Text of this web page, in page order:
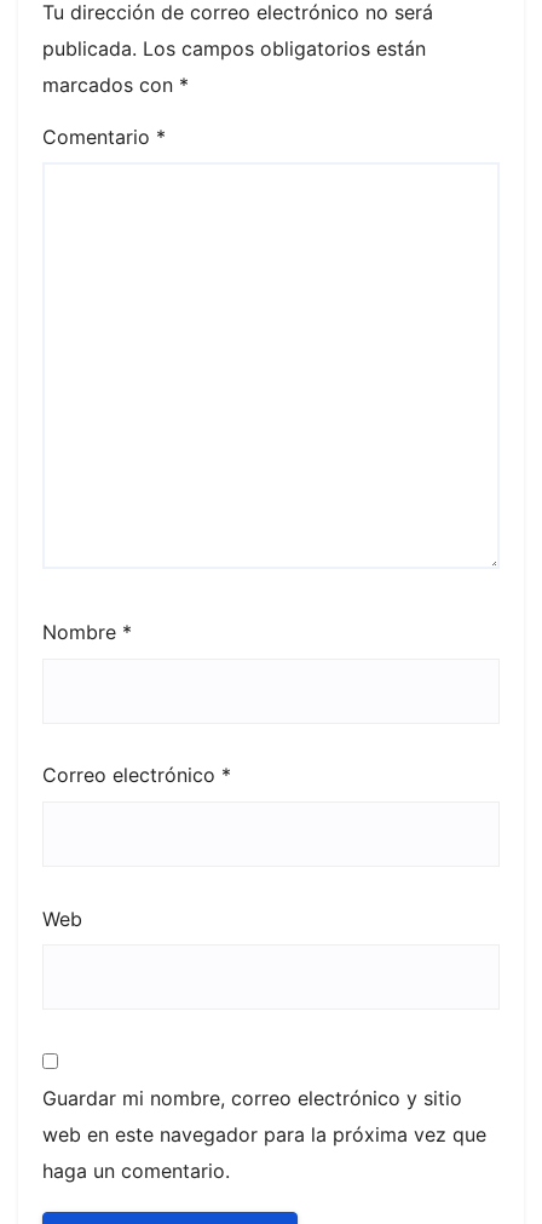
Tu dirección de correo electrónico no será
publicada. Los campos obligatorios están
marcados con *
Comentario *
Nombre *
Correo electrónico *
Web
Guardar mi nombre, correo electrónico y sitio
web en este navegador para la próxima vez que
haga un comentario.